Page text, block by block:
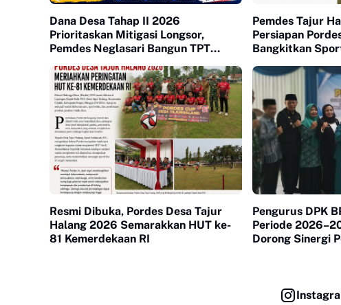
Dana Desa Tahap II 2026
Prioritaskan Mitigasi Longsor,
Pemdes Neglasari Bangun TPT
Pemdes Tajur
Persiapan
Bangkitkan
Resmi Dibuka, Pordes Desa Tajur
Halang 2026 Semarakkan HUT ke-
81 Kemerdekaan RI
Pengurus DPK
Periode
Dorong Sinergi